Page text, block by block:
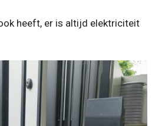
heeft, er is altijd elektriciteit